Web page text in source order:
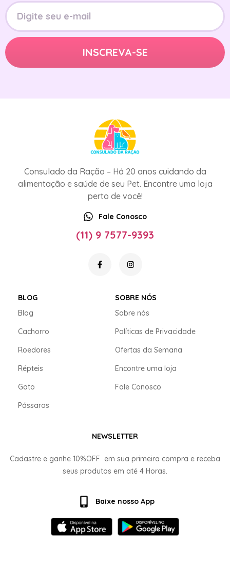
Consulado da Ração – Há 20 anos cuidando da
alimentação e saúde de seu Pet. Encontre uma loja
perto de você!
Fale Conosco
(11) 9 7577-9393
BLOG
Blog
Cachorro
Roedores
Répteis
Gato
Pássaros
SOBRE NÓS
Sobre nós
Políticas de Privacidade
Ofertas da Semana
Encontre uma loja
Fale Conosco
NEWSLETTER
Cadastre e ganhe 10%OFF em sua primeira compra e receba
seus produtos em até 4 Horas.
Baixe nosso App